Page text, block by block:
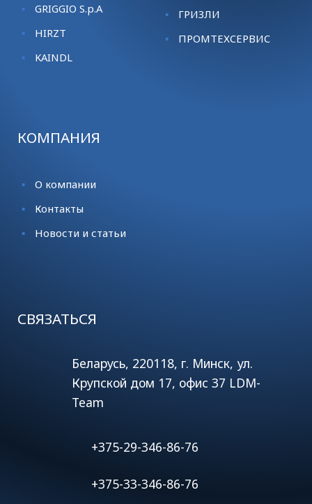
GRIGGIO S.p.A
HIRZT
KАINDL
ГРИЗЛИ
ПРОМТЕХСЕРВИС
КОМПАНИЯ
О компании
Контакты
Новости и статьи
СВЯЗАТЬСЯ
Беларусь, 220118, г. Минск, ул.
Крупской дом 17, офис 37 LDM-
Team
+375-29-346-86-76
+375-33-346-86-76